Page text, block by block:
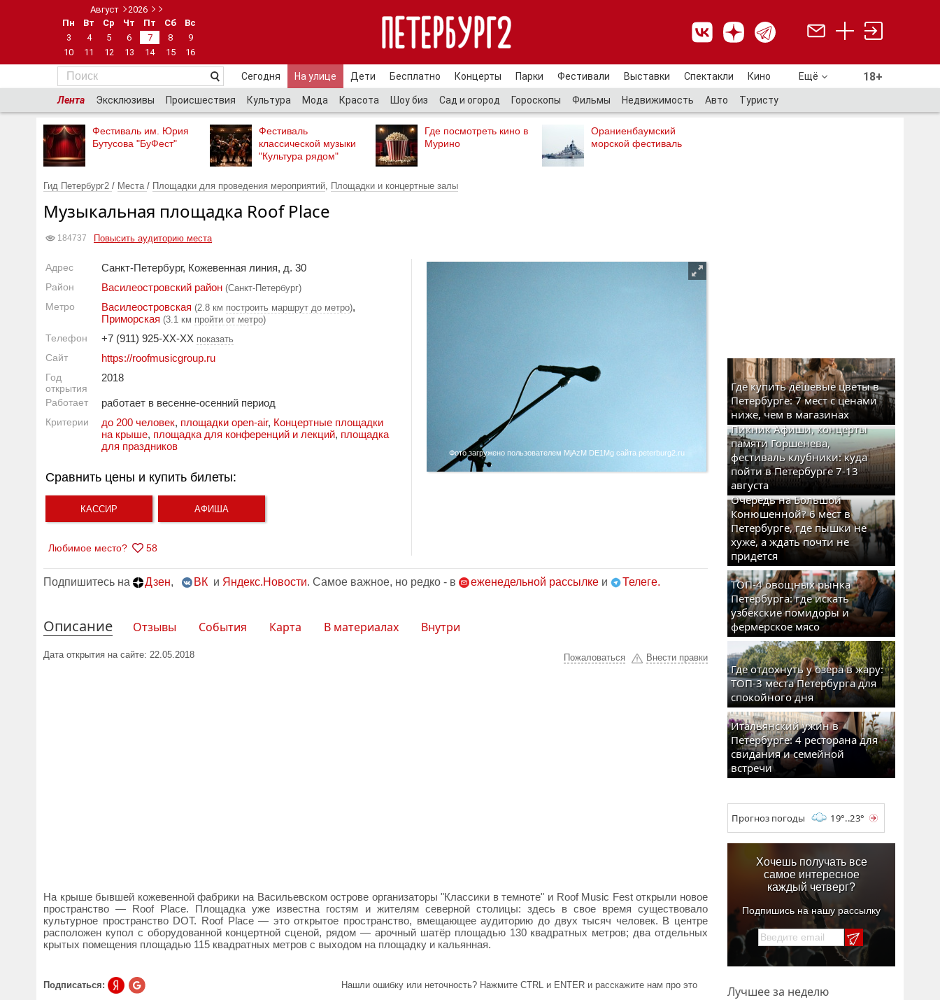
Август
2026
Пн
Вт Ср Чт Пт Сб
Вс
3
4 5 6 7 8
9
10
11 12 13 14 15 16
Сегодня На улице Дети Бесплатно Концерты Парки Фестивали Выставки Спектакли Кино Ещё 18+
Лента Эксклюзивы Происшествия Культура Мода Красота Шоу биз Сад и огород Гороскопы Фильмы Недвижимость Авто Туристу
Фестиваль им. Юрия
Бутусова "БуФест"
Фестиваль
классической музыки
"Культура рядом"
Где посмотреть кино в
Мурино
Ораниенбаумский
морской фестиваль
Гид Петербург2 / Места / Площадки для проведения мероприятий, Площадки и концертные залы
Музыкальная площадка Roof Place
184737 Повысить аудиторию места
Адрес Санкт-Петербург, Кожевенная линия, д. 30
Район Василеостровский район (Санкт-Петербург)
Метро Василеостровская (2.8 км построить маршрут до метро),
Приморская (3.1 км пройти от метро)
Телефон +7 (911) 925-XX-XX показать
Сайт https://roofmusicgroup.ru
Год
открытия
2018
Работает работает в весенне-осенний период
Критерии до 200 человек, площадки open-air, Концертные площадки
на крыше, площадка для конференций и лекций, площадка
для праздников
Сравнить цены и купить билеты:
КАССИР АФИША
Любимое место? 58
Фото загружено пользователем MjAzM DE1Mg сайта peterburg2.ru
Подпишитесь на Дзен, ВК и Яндекс.Новости. Самое важное, но редко - в еженедельной рассылке и Телеге.
Описание Отзывы События Карта В материалах Внутри
Дата открытия на сайте: 22.05.2018 Пожаловаться Внести правки
На крыше бывшей кожевенной фабрики на Васильевском острове организаторы "Классики в темноте" и Roof Music Fest открыли новое
пространство — Roof Place. Площадка уже известна гостям и жителям северной столицы: здесь в свое время существовало
культурное пространство DOT. Roof Place — это открытое пространство, вмещающее аудиторию до двух тысяч человек. В центре
расположен купол с оборудованной концертной сценой, рядом — арочный шатёр площадью 130 квадратных метров; два отдельных
крытых помещения площадью 115 квадратных метров с выходом на площадку и кальянная.
Подписаться: Нашли ошибку или неточность? Нажмите CTRL и ENTER и расскажите нам про это
Где купить дешевые цветы в
Петербурге: 7 мест с ценами
ниже, чем в магазинах
Пикник Афиши, концерты
памяти Горшенева,
фестиваль клубники: куда
пойти в Петербурге 7-13
августа
Очередь на Большой
Конюшенной? 6 мест в
Петербурге, где пышки не
хуже, а ждать почти не
придется
ТОП-4 овощных рынка
Петербурга: где искать
узбекские помидоры и
фермерское мясо
Где отдохнуть у озера в жару:
ТОП-3 места Петербурга для
спокойного дня
Итальянский ужин в
Петербурге: 4 ресторана для
свидания и семейной
встречи
Прогноз погоды 19°..23°
Хочешь получать все
самое интересное
каждый четверг?
Подпишись на нашу рассылку
Лучшее за неделю